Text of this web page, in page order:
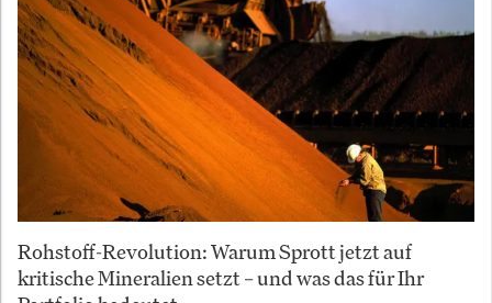
Rohstoff-Revolution: Warum Sprott jetzt auf
kritische Mineralien setzt – und was das für Ihr